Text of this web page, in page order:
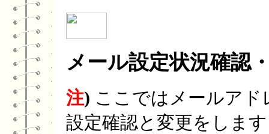
メール設定状況確認
注) ここではメールア
設定確認と変更をしま